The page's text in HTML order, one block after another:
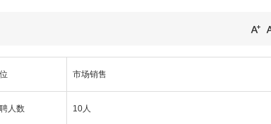
市场销售
人数 10人